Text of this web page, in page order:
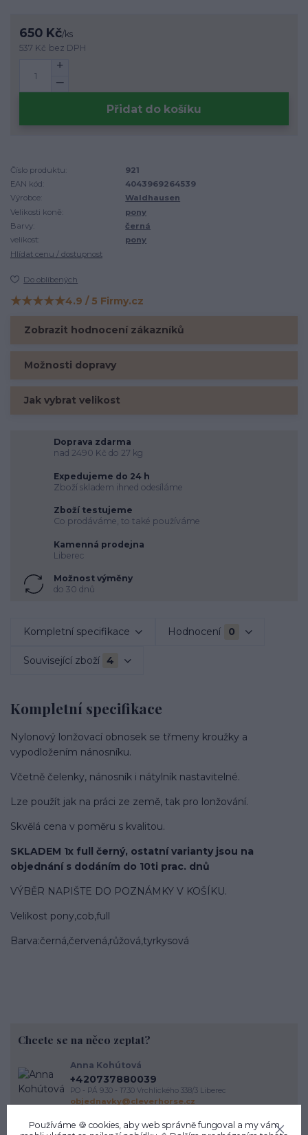
650 Kč/ks
537 Kč bez DPH
Přidat do košíku
Číslo produktu:
921
EAN kód:
4043969264539
Výrobce:
Waldhausen
Velikosti koně:
pony
Barvy:
černá
velikost:
pony
Hlídat cenu / dostupnost
Do oblíbených
Hodnocení na Firmy.cz
★★★★★4.9 / 5 Firmy.cz
Zobrazit hodnocení zákazníků
Možnosti dopravy
Jak vybrat velikost
Doprava zdarma
nad 2490 Kč do 27 kg
Expedujeme do 24 h
Zboží skladem ihned odesíláme
Zboží testujeme
Co prodáváme, to také používáme
Kamenná prodejna
Liberec
Možnost výměny
do 30 dnů
Kompletní specifikace Hodnocení 0
Související zboží 4
Kompletní specifikace
Nylonový lonžovací obnosek se třmeny kroužky a
vypodložením nánosníku.
Včetně čelenky, nánosník i nátylník nastavitelné.
Lze použít jak na práci ze země, tak pro lonžování.
Skvělá cena v poměru s kvalitou.
SKLADEM 1x full černý, ostatní varianty jsou na
objednání s dodáním do 10ti prac. dnů
VÝBĚR NAPIŠTE DO POZNÁMKY V KOŠÍKU.
Velikost pony,cob,full
Barva:černá,červená,růžová,tyrkysová
Chcete se na něco zeptat?
Anna Kohútová
+420737880039
PO - PÁ 9.30 - 17.30 Vrchlického 338/3 Liberec
objednavky@cleverhorse.cz
Používáme 🍪 cookies, aby web správně fungoval a my vám